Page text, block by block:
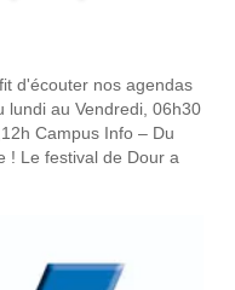
d'écouter nos agendas
au Vendredi, 06h30
Campus Info – Du
! Le festival de Dour a